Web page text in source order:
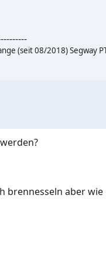
(seit 08/2018) Segway
brennesseln aber